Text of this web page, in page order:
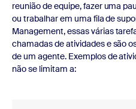
reunião de equipe, fazer uma
ou trabalhar em uma fila de
Management, essas várias
chamadas de atividades e são
de um agente. Exemplos de
não se limitam a: